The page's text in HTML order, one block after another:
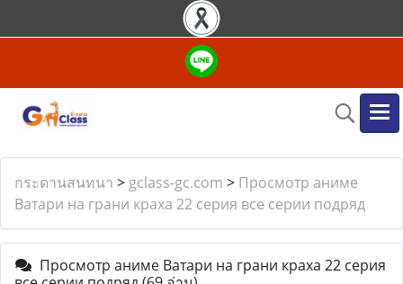
กระดานสนทนา > gclass-gc.com > Просмотр аниме
Ватари на грани краха 22 серия все серии подряд
Просмотр аниме Ватари на грани краха 22 серия